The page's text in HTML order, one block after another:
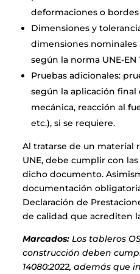
deformaciones o
Dimensiones y
dimensiones
según la norma UNE-EN
Pruebas adicionales:
según la aplicación
mecánica, reacción al
etc.), si se requiere.
Al tratarse de un material
UNE, debe cumplir con
dicho documento.
documentación
Declaración de
de calidad que acrediten
Marcados:Los tableros
construcción deben
14080:2022, además que